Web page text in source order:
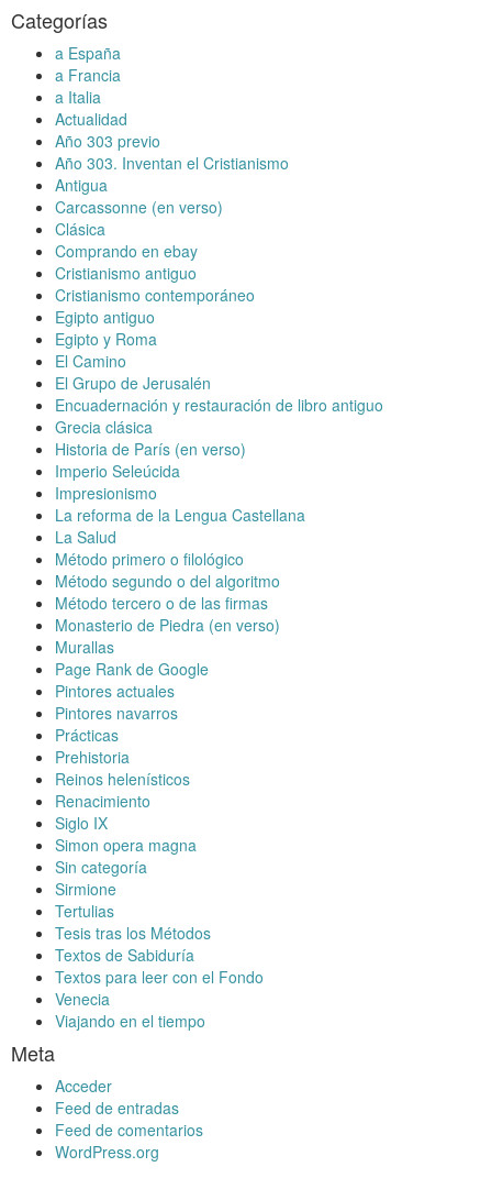
Categorías
a España
a Francia
a Italia
Actualidad
Año 303 previo
Año 303. Inventan el Cristianismo
Antigua
Carcassonne (en verso)
Clásica
Comprando en ebay
Cristianismo antiguo
Cristianismo contemporáneo
Egipto antiguo
Egipto y Roma
El Camino
El Grupo de Jerusalén
Encuadernación y restauración de libro antiguo
Grecia clásica
Historia de París (en verso)
Imperio Seleúcida
Impresionismo
La reforma de la Lengua Castellana
La Salud
Método primero o filológico
Método segundo o del algoritmo
Método tercero o de las firmas
Monasterio de Piedra (en verso)
Murallas
Page Rank de Google
Pintores actuales
Pintores navarros
Prácticas
Prehistoria
Reinos helenísticos
Renacimiento
Siglo IX
Simon opera magna
Sin categoría
Sirmione
Tertulias
Tesis tras los Métodos
Textos de Sabiduría
Textos para leer con el Fondo
Venecia
Viajando en el tiempo
Meta
Acceder
Feed de entradas
Feed de comentarios
WordPress.org